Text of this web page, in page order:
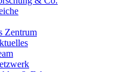
Zentrum